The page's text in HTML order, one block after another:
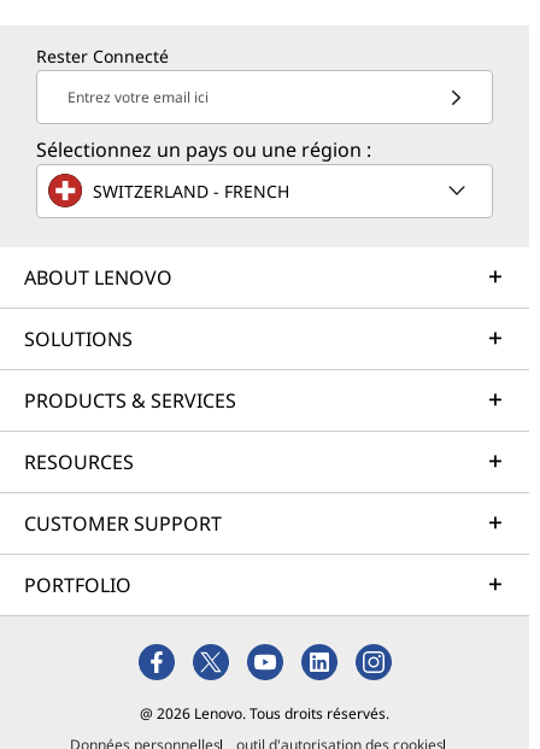
Rester Connecté
Entrez votre email ici
Sélectionnez un pays ou une région :
SWITZERLAND - FRENCH
ABOUT LENOVO
SOLUTIONS
PRODUCTS & SERVICES
RESOURCES
CUSTOMER SUPPORT
PORTFOLIO
@ 2026 Lenovo. Tous droits réservés.
Données personnelles
outil d'autorisation des cookies